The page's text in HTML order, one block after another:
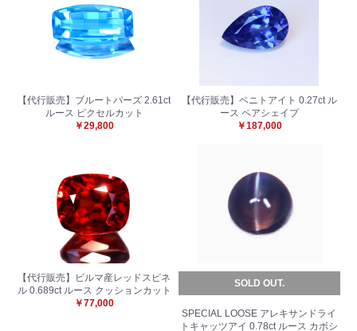
【代行販売】ブルートパーズ 2.61ct
ルース ピクセルカット
￥29,800
【代行販売】ベニトアイト 0.27ct ル
ース ペアシェイプ
￥187,000
【代行販売】ビルマ産レッドスピネ
ル 0.689ct ルース クッションカット
￥77,000
SOLD OUT.
SPECIAL LOOSE アレキサンドライ
トキャッツアイ 0.78ct ルース カボシ